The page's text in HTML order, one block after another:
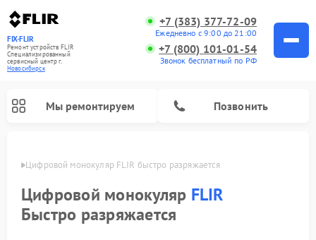
FIX-FLIR
Ремонт устройств FLIR
Специализированный
cервисный центр г.
Новосибирск
+7 (383) 377-72-09
Ежедневно с 9:00 до 21:00
+7 (800) 101-01-54
Звонок бесплатный по РФ
Мы ремонтируем Позвонить
Цифровой монокуляр FLIR быстро разряжается
Цифровой монокуляр FLIR
Быстро разряжается